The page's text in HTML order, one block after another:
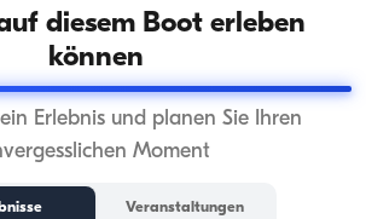
diesem Boot erleben
können
Erlebnis und planen Sie Ihren
Moment
Veranstaltungen